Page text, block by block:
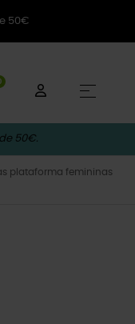
50€
☰
50€.
plataforma femininas